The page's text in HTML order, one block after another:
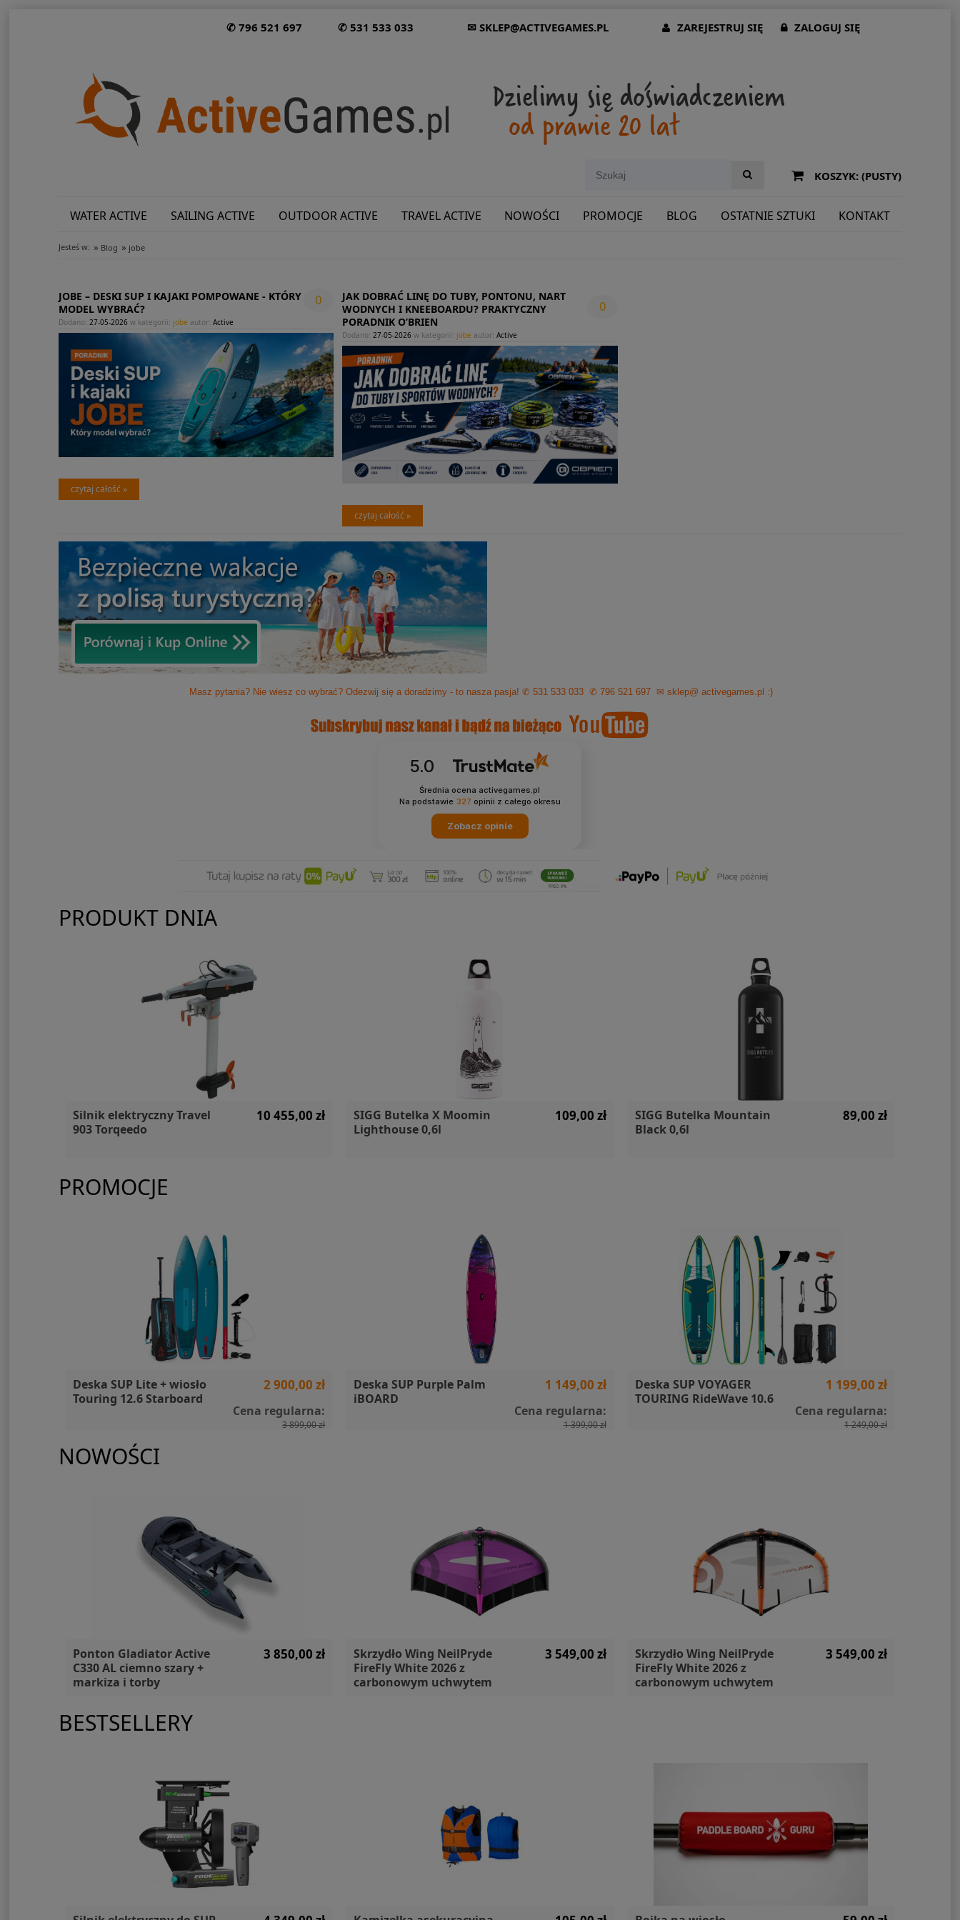
✆ 796 521 697 ✆ 531 533 033 ✉ SKLEP@ACTIVEGAMES.PL ZAREJESTRUJ SIĘ ZALOGUJ SIĘ
KOSZYK: (PUSTY)
WATER ACTIVE SAILING ACTIVE OUTDOOR ACTIVE TRAVEL ACTIVE NOWOŚCI PROMOCJE BLOG OSTATNIE SZTUKI KONTAKT
Jesteś w: » Blog » jobe
JOBE – DESKI SUP I KAJAKI POMPOWANE - KTÓRY
MODEL WYBRAĆ?
0
Dodano: 27-05-2026w kategorii: jobe autor: Active
czytaj całość »
JAK DOBRAĆ LINĘ DO TUBY, PONTONU, NART
WODNYCH I KNEEBOARDU? PRAKTYCZNY
PORADNIK O’BRIEN
0
Dodano:27-05-2026 w kategorii: jobe autor:Active
czytaj całość »
Masz pytania? Nie wiesz co wybrać? Odezwij się a doradzimy - to nasza pasja!✆ 531 533 033 ✆ 796 521 697 ✉ sklep@ activegames.pl :)
5.0
Średnia ocena activegames.pl
Na podstawie 327 opinii z całego okresu
Zobacz opinie
PRODUKT DNIA
Silnik elektryczny Travel
903 Torqeedo
10 455,00 zł
SIGG Butelka X Moomin
Lighthouse 0,6l
109,00 zł
SIGG Butelka Mountain
Black 0,6l
89,00 zł
PROMOCJE
Deska SUP Lite + wiosło
Touring 12.6 Starboard
2 900,00 zł
Cena regularna:
3 899,00 zł
Deska SUP Purple Palm
iBOARD
1 149,00 zł
Cena regularna:
1 399,00 zł
Deska SUP VOYAGER
TOURING RideWave 10.6
1 199,00 zł
Cena regularna:
1 249,00 zł
NOWOŚCI
Ponton Gladiator Active
C330 AL ciemno szary +
markiza i torby
3 850,00 zł
Skrzydło Wing NeilPryde
FireFly White 2026 z
carbonowym uchwytem
3 549,00 zł
Skrzydło Wing NeilPryde
FireFly White 2026 z
carbonowym uchwytem
3 549,00 zł
BESTSELLERY